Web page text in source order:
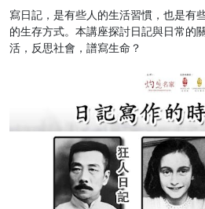
寫日記，是有些人的生活習慣，也是有
的生存方式。本講座探討日記與日常的
活，反思社會，譜寫生命？